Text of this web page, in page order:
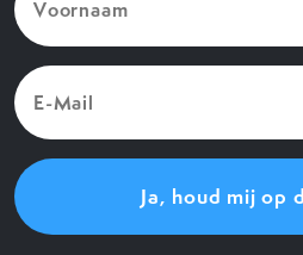
(Vereist)
E-
Mail
(Vereist)